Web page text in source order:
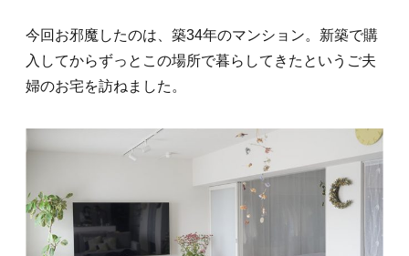
今回お邪魔したのは、築34年のマンション。新築で購
入してからずっとこの場所で暮らしてきたというご夫
婦のお宅を訪ねました。